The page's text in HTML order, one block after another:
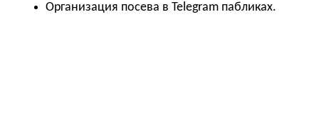
Организация посева в Telegram пабликах.